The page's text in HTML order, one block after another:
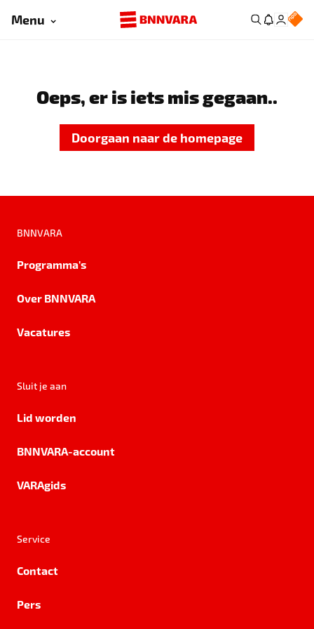
Menu
Oeps, er is iets mis gegaan..
Doorgaan naar de homepage
BNNVARA
Programma's
Over BNNVARA
Vacatures
Sluit je aan
Lid worden
BNNVARA-account
VARAgids
Service
Contact
Pers